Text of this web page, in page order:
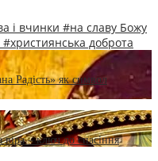
і вчинки #на славу Божу
#християнська доброта
Радість» як символ
– ключ до спасіння